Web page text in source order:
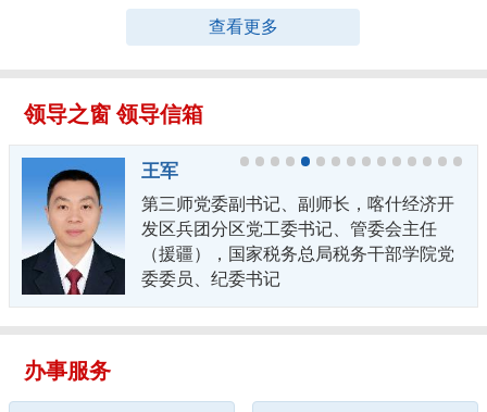
查看更多
领导之窗 领导信箱
王军
第三师党委副书记、副师长，喀什经济开
发区兵团分区党工委书记、管委会主任
（援疆），国家税务总局税务干部学院党
委委员、纪委书记
办事服务